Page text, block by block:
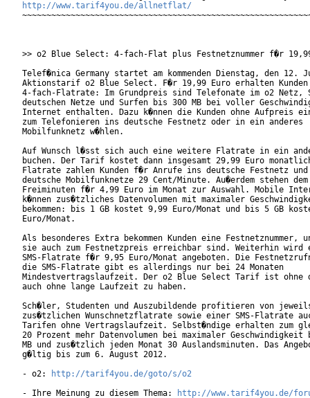
http://www.tarif4you.de/allnetflat/
>> o2 Blue Select: 4-fach-Flat plus Festnetznummer f�r
Telef�nica Germany startet am kommenden Dienstag, den 12.
Aktionstarif o2 Blue Select. F�r 19,99 Euro erhalten
4-fach-Flatrate: Im Grundpreis sind Telefonate im o2 Netz,
deutschen Netze und Surfen bis 300 MB bei voller
Internet enthalten. Dazu k�nnen die Kunden ohne Aufpreis
zum Telefonieren ins deutsche Festnetz oder in ein anderes
Mobilfunknetz w�hlen.
Auf Wunsch l�sst sich auch eine weitere Flatrate in ein
buchen. Der Tarif kostet dann insgesamt 29,99 Euro
Flatrate zahlen Kunden f�r Anrufe ins deutsche Festnetz
deutsche Mobilfunknetze 29 Cent/Minute. Au�erdem stehen dem
Freiminuten f�r 4,99 Euro im Monat zur Auswahl. Mobile
k�nnen zus�tzliches Datenvolumen mit maximaler
bekommen: bis 1 GB kostet 9,99 Euro/Monat und bis 5 GB
Euro/Monat.
Als besonderes Extra bekommen Kunden eine Festnetznummer,
sie auch zum Festnetzpreis erreichbar sind. Weiterhin wird
SMS-Flatrate f�r 9,95 Euro/Monat angeboten. Die
die SMS-Flatrate gibt es allerdings nur bei 24 Monaten
Mindestvertragslaufzeit. Der o2 Blue Select Tarif ist ohne
auch ohne lange Laufzeit zu haben.
Sch�ler, Studenten und Auszubildende profitieren von
zus�tzlichen Wunschnetzflatrate sowie einer SMS-Flatrate
Tarifen ohne Vertragslaufzeit. Selbst�ndige erhalten zum
20 Prozent mehr Datenvolumen bei maximaler Geschwindigkeit
MB und zus�tzlich jeden Monat 30 Auslandsminuten. Das
g�ltig bis zum 6. August 2012.
- o2:
http://tarif4you.de/goto/s/o2
- Ihre Meinung zu diesem Thema:
http://www.tarif4you.de/